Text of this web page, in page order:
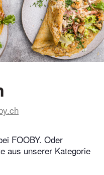
FOOBY. Oder
aus unserer Kategorie